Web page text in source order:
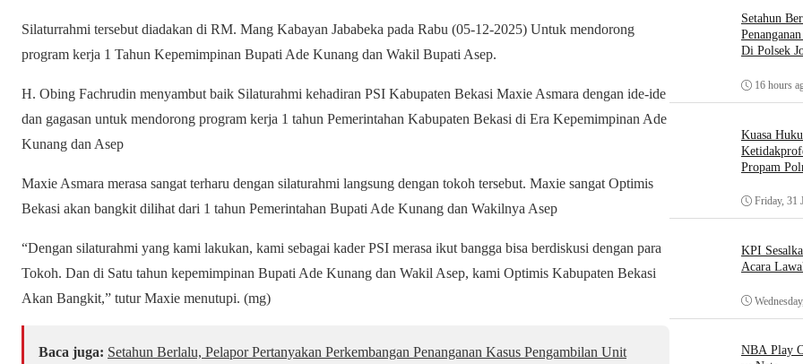
Silaturrahmi tersebut diadakan di RM. Mang Kabayan Jababeka pada Rabu (05-12-2025) Untuk mendorong
program kerja 1 Tahun Kepemimpinan Bupati Ade Kunang dan Wakil Bupati Asep.
H. Obing Fachrudin menyambut baik Silaturahmi kehadiran PSI Kabupaten Bekasi Maxie Asmara dengan ide-ide
dan gagasan untuk mendorong program kerja 1 tahun Pemerintahan Kabupaten Bekasi di Era Kepemimpinan Ade
Kunang dan Asep
Maxie Asmara merasa sangat terharu dengan silaturahmi langsung dengan tokoh tersebut. Maxie sangat Optimis
Bekasi akan bangkit dilihat dari 1 tahun Pemerintahan Bupati Ade Kunang dan Wakilnya Asep
“Dengan silaturahmi yang kami lakukan, kami sebagai kader PSI merasa ikut bangga bisa berdiskusi dengan para
Tokoh. Dan di Satu tahun kepemimpinan Bupati Ade Kunang dan Wakil Asep, kami Optimis Kabupaten Bekasi
Akan Bangkit,” tutur Maxie menutupi. (mg)
Baca juga: Setahun Berlalu, Pelapor Pertanyakan Perkembangan Penanganan Kasus Pengambilan Unit
Setahun
Di Polsek
16 hours
Kuasa
Propam
Friday, 31
KPI
Acara
NBA Play